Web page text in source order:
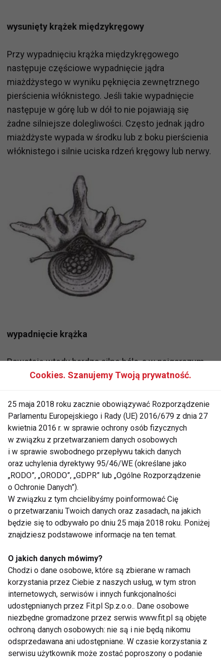
wysunięty krążek międzykręgowy
Przy wypadnięciu krążka międzykręgowego
następuje częściowe wypadnięcie jądra
miażdżystego w wyniku pęknięcia zewnętrznego
pierścienia włóknistego. Jeśli takie wypadnięcie
następuje w górę lub w dół to nie pojawiają się
żadne silniejsze dolegliwości. Często jednak jądro
miażdżyste wypada w środku lub z boku pierścienia
włóknistego i silnie uciska rdzeń kręgowy lub nerwy.
wypadnięcie krążka
Powstają wtedy bardzo silne bóle, a w najgorszym
przypadku może dojść do porażenia. Bóle często
stąd na początku myśli się o innej chorobie i
podejmuje niewłaściwe leczenie. Do wysunięcia i
wypadnięcia jądra miażdżystego dochodzi głównie
w odcinku lędźwiowym kręgosłupa. Na drugim
miejscu znajduje się odcinek szyjny, podczas gdy w
odcinku piersiowym takie wypadki zdarzają się
bardzo rzadko.
Oprócz dolegliwości o charakterze dyskopatii, gdzie
zużyty, zniszczony krążek międzykręgowy ulega
spłaszczeniu lub przesunięciu powodując ucisk
korzeni nerwowych, wyróżniamy szereg innych
przyczyn mogących wywołać bóle kręgosłupa.
Mogą one mieć miejsce np. w tzw. "zespole
guzicznym", gdzie dochodzi do ucisku korzeni
nerwowych "ogona końskiego" w obrębie ostatnich
trzech kręgów lędźwiowych.
Inną przyczyną bólów jest "zespół biodrowo -
Cookies. Szanujemy Twoją prywatność.
25 maja 2018 roku zacznie obowiązywać Rozporządzenie
Parlamentu Europejskiego i Rady (UE) 2016/679 z dnia 27
kwietnia 2016 r. w sprawie ochrony osób fizycznych
w związku z przetwarzaniem danych osobowych
i w sprawie swobodnego przepływu takich danych
oraz uchylenia dyrektywy 95/46/WE (określane jako
„RODO”, „ORODO”, „GDPR” lub „Ogólne Rozporządzenie
o Ochronie Danych”).
W związku z tym chcielibyśmy poinformować Cię
o przetwarzaniu Twoich danych oraz zasadach, na jakich
będzie się to odbywało po dniu 25 maja 2018 roku. Poniżej
znajdziesz podstawowe informacje na ten temat.
O jakich danych mówimy?
Chodzi o dane osobowe, które są zbierane w ramach
korzystania przez Ciebie z naszych usług, w tym stron
internetowych, serwisów i innych funkcjonalności
udostępnianych przez Fit.pl Sp.z.o.o.. Dane osobowe
niezbędne gromadzone przez serwis www.fit.pl są objęte
ochroną danych osobowych: nie są i nie będą nikomu
odsprzedawana ani udostępniane. W czasie korzystania z
serwisu użytkownik może zostać poproszony o podanie